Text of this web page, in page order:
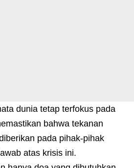
dunia tetap terfokus pada
bahwa tekanan
pada pihak-pihak
atas krisis ini.